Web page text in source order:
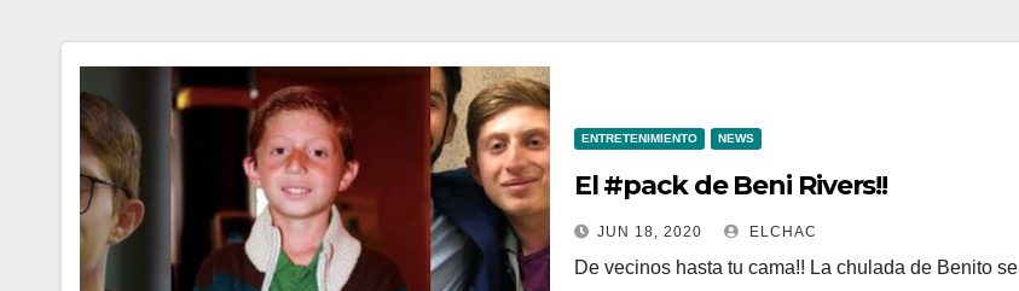
ENTRETENIMIENTO NEWS
El #pack de Beni Rivers!!
JUN 18, 2020 ELCHAC
De vecinos hasta tu cama!! La chulada de Benito se